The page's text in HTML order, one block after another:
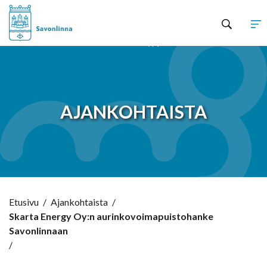
AJANKOHTAISTA
Etusivu / Ajankohtaista /
Skarta Energy Oy:n aurinkovoimapuistohanke
Savonlinnaan
/